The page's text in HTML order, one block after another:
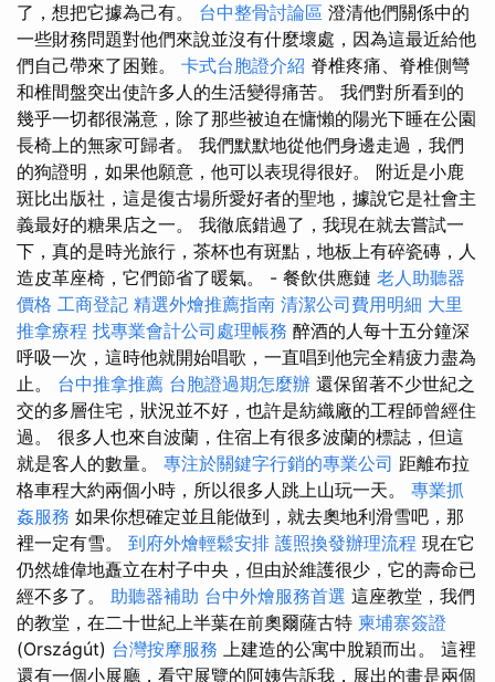
了，想把它據為己有。 台中整骨討論區 澄清他們關係中的
一些財務問題對他們來說並沒有什麼壞處，因為這最近給他
們自己帶來了困難。 卡式台胞證介紹 脊椎疼痛、脊椎側彎
和椎間盤突出使許多人的生活變得痛苦。 我們對所看到的
幾乎一切都很滿意，除了那些被迫在慵懶的陽光下睡在公園
長椅上的無家可歸者。 我們默默地從他們身邊走過，我們
的狗證明，如果他願意，他可以表現得很好。 附近是小鹿
斑比出版社，這是復古場所愛好者的聖地，據說它是社會主
義最好的糖果店之一。 我徹底錯過了，我現在就去嘗試一
下，真的是時光旅行，茶杯也有斑點，地板上有碎瓷磚，人
造皮革座椅，它們節省了暖氣。 - 餐飲供應鏈 老人助聽器
價格 工商登記 精選外燴推薦指南 清潔公司費用明細 大里
推拿療程 找專業會計公司處理帳務 醉酒的人每十五分鐘深
呼吸一次，這時他就開始唱歌，一直唱到他完全精疲力盡為
止。 台中推拿推薦 台胞證過期怎麼辦 還保留著不少世紀之
交的多層住宅，狀況並不好，也許是紡織廠的工程師曾經住
過。 很多人也來自波蘭，住宿上有很多波蘭的標誌，但這
就是客人的數量。 專注於關鍵字行銷的專業公司 距離布拉
格車程大約兩個小時，所以很多人跳上山玩一天。 專業抓
姦服務 如果你想確定並且能做到，就去奧地利滑雪吧，那
裡一定有雪。 到府外燴輕鬆安排 護照換發辦理流程 現在它
仍然雄偉地矗立在村子中央，但由於維護很少，它的壽命已
經不多了。 助聽器補助 台中外燴服務首選 這座教堂，我們
的教堂，在二十世紀上半葉在前奧爾薩古特 柬埔寨簽證
(Országút) 台灣按摩服務 上建造的公寓中脫穎而出。 這裡
還有一個小展廳，看守展覽的阿姨告訴我，展出的畫是兩個